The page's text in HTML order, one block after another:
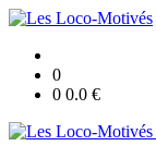
0
0 0.0 €